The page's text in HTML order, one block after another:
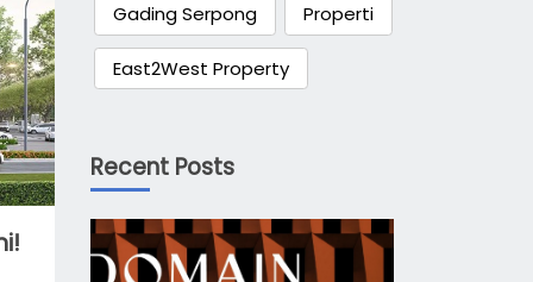
Gading Serpong Properti
East2West Property
Recent Posts